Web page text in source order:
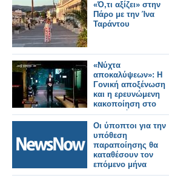
«Ό,τι αξίζει» στην
Πάρο με την Ίνα
Ταράντου
«Νύχτα
αποκαλύψεων»: Η
Γονική αποξένωση
και η ερευνώμενη
κακοποίηση στο
μικροσκόπιο της
εκπομπής
Οι ύποπτοι για την
υπόθεση
παραποίησης θα
καταθέσουν τον
επόμενο μήνα